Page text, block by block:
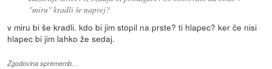
"miru" kradli še naprej?
v miru bi še kradli. kdo bi jim stopil na prste? ti hlapec? ker če nisi
hlapec bi jim lahko že sedaj.
Zgodovina sprememb…